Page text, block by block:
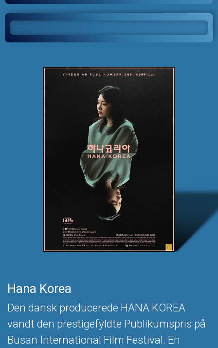
Hana Korea
Den dansk producerede HANA KOREA
vandt den prestigefyldte Publikumspris på
Busan International Film Festival. En